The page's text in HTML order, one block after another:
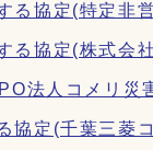
る協定(特定非
る協定(株式会
法人コメリ災
協定(千葉三菱